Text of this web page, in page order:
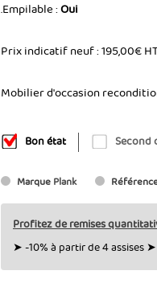
.Empilable :Oui
Prix indicatif neuf : 195,00€
Mobilier d'occasion
Bon état Second
Marque Plank
Profitez de remises
➤ -10% à partir de 4 assises